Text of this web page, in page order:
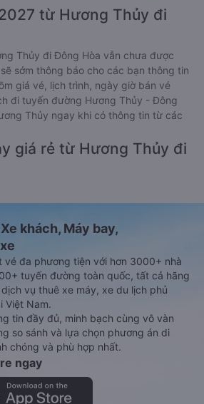
từ Hương Thủy đi
Thủy đi Đông Hòa vẫn chưa được
sớm thông báo cho các bạn thông tin
giá vé, lịch trình, ngày giờ bán vé
đi tuyến đường Hương Thủy - Đông
Thủy ngay khi có thông tin từ các
giá rẻ từ Hương Thủy đi
khách, Máy bay,
vé đa phương tiện với hơn 3000+ nhà
tuyến đường toàn quốc, tất cả hãng
vụ thuê xe máy, xe du lịch phủ
Việt Nam.
tin đầy đủ, minh bạch cùng vô vàn
so sánh và lựa chọn phương án di
chóng và phù hợp nhất.
ngay